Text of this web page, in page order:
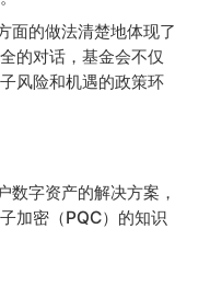
面的做法清楚地体现了
的对话，基金会不仅
风险和机遇的政策环
字资产的解决方案，
加密（PQC）的知识